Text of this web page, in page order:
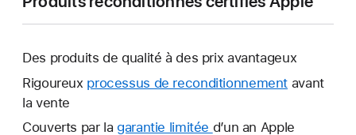
Des produits de qualité à des prix avantageux
Rigoureux processus de reconditionnement avant
la vente
Couverts par la garantie limitée Une
d’un an Apple